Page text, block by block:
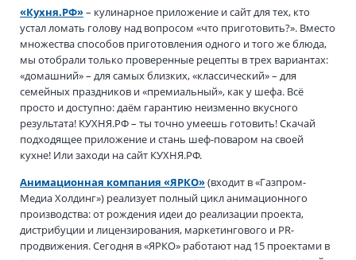
«Кухня.РФ»– кулинарное приложение и сайт для тех, кто
устал ломать голову над вопросом «что приготовить?». Вместо
множества способов приготовления одного и того же блюда,
мы отобрали только проверенные рецепты в трех вариантах:
«домашний» – для самых близких, «классический» – для
семейных праздников и «премиальный», как у шефа. Всё
просто и доступно: даём гарантию неизменно вкусного
результата! КУХНЯ.РФ – ты точно умеешь готовить! Скачай
подходящее приложение и стань шеф-поваром на своей
кухне! Или заходи на сайт КУХНЯ.РФ.
Анимационная компания «ЯРКО»(входит в «Газпром-
Медиа Холдинг») реализует полный цикл анимационного
производства: от рождения идеи до реализации проекта,
дистрибуции и лицензирования, маркетингового и PR-
продвижения. Сегодня в «ЯРКО» работают над 15 проектами в